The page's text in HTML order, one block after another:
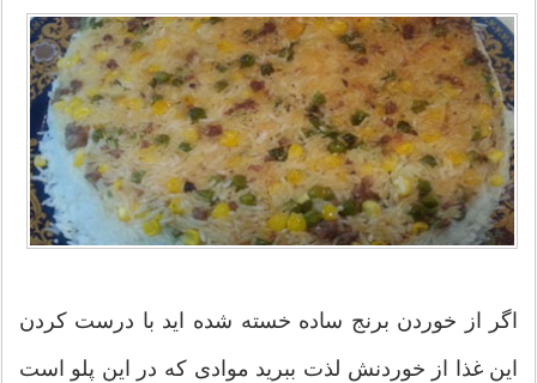
اگر از خوردن برنج ساده خسته شده اید با درست کردن
این غذا از خوردنش لذت ببرید موادی که در این پلو است